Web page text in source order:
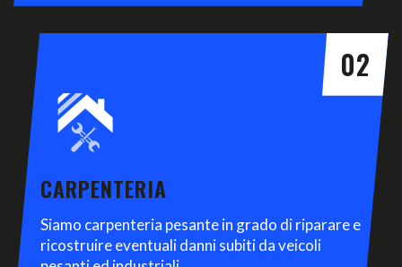
02
CARPENTERIA
Siamo carpenteria pesante in grado di riparare e
ricostruire eventuali danni subiti da veicoli